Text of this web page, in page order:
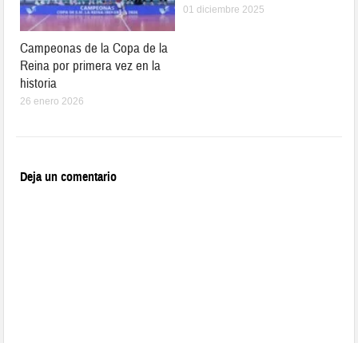
Campeonas de la Copa de la
Reina por primera vez en la
historia
26 enero 2026
01 diciembre 2025
Deja un comentario